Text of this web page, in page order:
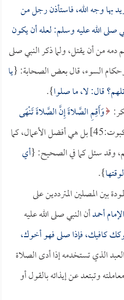
بها وجه الله، فاستأذن رجل من
صلى الله عليه وسلم: لعله أن يكون
من أن يقتل، ولما ذكر النبي صلى
السوء، قال بعض الصحابة: {يا
قال: لا، ما صلوا}.
وَأَقِمِ الصَّلاةَ إِنَّ الصَّلاةَ تَنْهَى
[العنكبوت:45] بل هي أفضل الأعمال، كما
وقد سئل كما في الصحيح: {أي
}.
بين المصلين المترددين على
أحمدأن النبي صلى الله عليه
كافيك، فإذا صلى فهو أخوك،
الذي تستخدمه إذا أدى الصلاة
وتبتعد عن إيذائه بالقول أو